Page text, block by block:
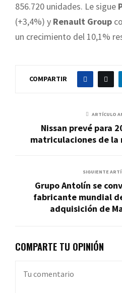
856.720 unidades. Le sigue
(+3,4%) y Renault Group
un crecimiento del 10,1%
COMPARTIR
ARTÍCULO
Nissan prevé para
matriculaciones de la
SIGUIENTE
Grupo Antolín se
fabricante mundial
adquisición de
COMPARTE TU OPINIÓN